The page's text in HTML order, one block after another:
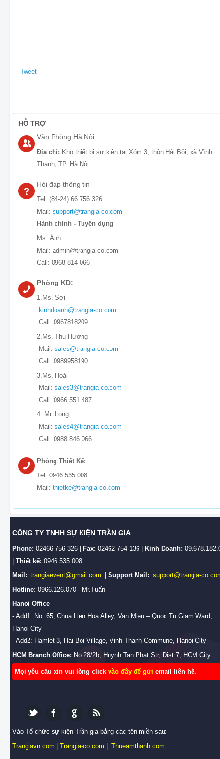
Tweet
HỖ TRỢ
Văn Phòng Hà Nội
Địa chỉ: Kho thiết bị sự kiện tại Xóm 3, thôn Hải Bối, xã Vĩnh
Thanh, TP. Hà Nội
Hỏi đáp thông tin
Tel: (84-24) 66 756 326
Mail: support@trangia-co.com
Hành chính - Tuyển dụng
Ms. Ánh
Mail: admin@trangia-co.com
Call: 0968 814 066
Phòng KD:
1.Ms. Sợi
kinhdoanh@trangia-co.com
Call: 0967818209
2.Ms. Thu Hương
Mail: sales@trangia-co.com
Call: 0989958190
3.Ms. Hoài
Mail: sales3@trangia-co.com
Call: 0966 551 487
4. Mr. Long
Mail: sales4@trangia-co.com
Call: 0988 846 066
Phòng Thiết Kế:
Tel: 0946 535 008
Mail: thietke@trangia-co.com
CÔNG TY TNHH SỰ KIỆN TRẦN GIA
Phone: 02466 756 326 | Fax: 02462 754 136 | Kinh Doanh:
Thiết kế: 0946.535.008
Mail: trangiaevent@gmail.com Support Mail: support@trangia-
Hotline: 0966.126.070 - Mr.Tuấn
Hanoi Office
- Add1: No. 65, Chua Lien Hoa Alley, Van Mieu – Quoc Tu Giam Ward,
Hanoi City
- Add2: Hamlet 3, Hai Boi Village, Vinh Thanh Commune, Hanoi City
HCM Branch Office: No.28/2b, Huynh Tan Phat Str, Dist.7, HCM City
Mọi yêu cầu xin vui lòng click vào đây để gửi email liên hệ.
Vào Tổ chức sự kiện Trần gia bằng các tên miền sau:
Trangiavn.com
Trangia-co.com Thueamthanh.com